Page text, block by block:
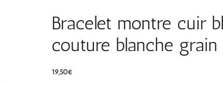
Bracelet montre cuir
couture blanche grain
19,50€